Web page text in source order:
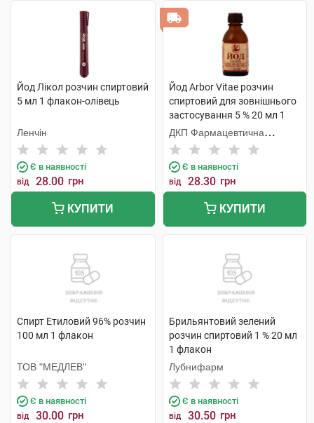
Йод Лікол розчин спиртовий
5 мл 1 флакон-олівець
Ленчін
Є в наявності
від 28.00 грн
КУПИТИ
Йод Arbor Vitae розчин
спиртовий для зовнішнього
застосування 5 % 20 мл 1
флакон
ДКП Фармацевтична
фабрика
Є в наявності
від 28.30 грн
КУПИТИ
Спирт Етиловий 96% розчин
100 мл 1 флакон
ТОВ "МЕДЛЕВ"
Є в наявності
від 30.00 грн
Брильянтовий зелений
розчин спиртовий 1 % 20 мл
1 флакон
Лубнифарм
Є в наявності
від 30.50 грн